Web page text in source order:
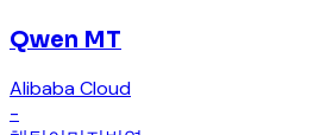
Qwen MT
Alibaba Cloud
-